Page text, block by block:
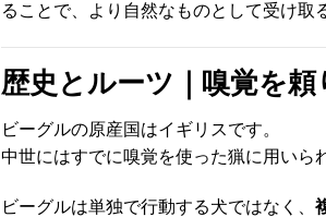
ることで、より自然なものとして受け取
歴史とルーツ｜嗅覚を
ビーグルの原産国はイギリスです。
中世にはすでに嗅覚を使った猟に用いら
ビーグルは単独で行動する犬ではなく、